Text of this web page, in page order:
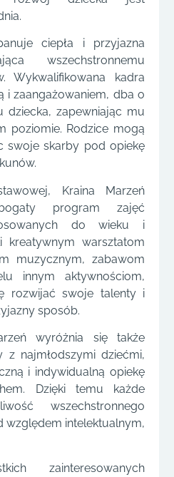
ciepła i przyjazna
wszechstronnemu
Wykwalifikowana kadra
i zaangażowaniem, dba o
dziecka, zapewniając mu
poziomie. Rodzice mogą
swoje skarby pod opiekę
Kraina Marzeń
program zajęć
do wieku i
kreatywnym warsztatom
muzycznym, zabawom
innym aktywnościom,
rozwijać swoje talenty i
sposób.
wyróżnia się także
najmłodszymi dziećmi,
i indywidualną opiekę
Dzięki temu każde
wszechstronnego
względem intelektualnym,
zainteresowanych